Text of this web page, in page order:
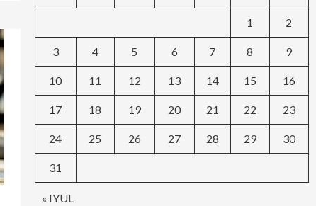
« IYUL
1 2
3 4 5 6 7 8 9
10 11 12 13 14 15 16
17 18 19 20 21 22 23
24 25 26 27 28 29 30
31